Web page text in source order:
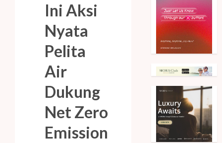
Ini Aksi
Nyata
Pelita
Air
Dukung
Net Zero
Emission